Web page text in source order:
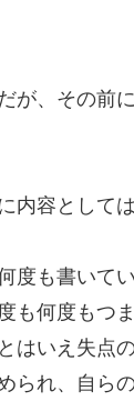
が、その前
内容として
度も書いて
も何度もつ
はいえ失点
られ、自ら